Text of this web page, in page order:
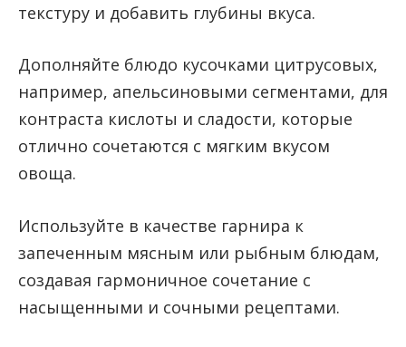
текстуру и добавить глубины вкуса.
Дополняйте блюдо кусочками цитрусовых,
например, апельсиновыми сегментами, для
контраста кислоты и сладости, которые
отлично сочетаются с мягким вкусом
овоща.
Используйте в качестве гарнира к
запеченным мясным или рыбным блюдам,
создавая гармоничное сочетание с
насыщенными и сочными рецептами.